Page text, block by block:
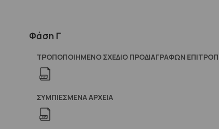
Φάση Γ
ΤΡΟΠΟΠΟΙΗΜΕΝΟ ΣΧΕΔΙΟ ΠΡΟΔΙΑΓΡΑΦΩΝ
ΣΥΜΠΙΕΣΜΈΝΑ ΑΡΧΕΊΑ